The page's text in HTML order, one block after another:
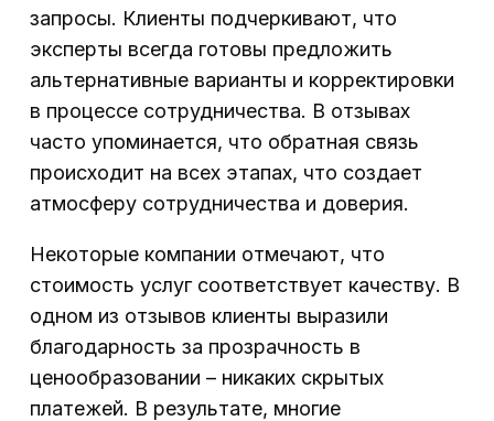
запросы. Клиенты подчеркивают, что
эксперты всегда готовы предложить
альтернативные варианты и корректировки
в процессе сотрудничества. В отзывах
часто упоминается, что обратная связь
происходит на всех этапах, что создает
атмосферу сотрудничества и доверия.
Некоторые компании отмечают, что
стоимость услуг соответствует качеству. В
одном из отзывов клиенты выразили
благодарность за прозрачность в
ценообразовании – никаких скрытых
платежей. В результате, многие